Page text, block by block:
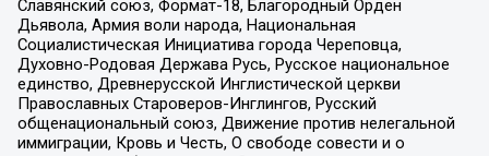
Славянский союз, Формат-18, Благородный Орден
Дьявола, Армия воли народа, Национальная
Социалистическая Инициатива города Череповца,
Духовно-Родовая Держава Русь, Русское национальное
единство, Древнерусской Инглистической церкви
Православных Староверов-Инглингов, Русский
общенациональный союз, Движение против нелегальной
иммиграции, Кровь и Честь, О свободе совести и о